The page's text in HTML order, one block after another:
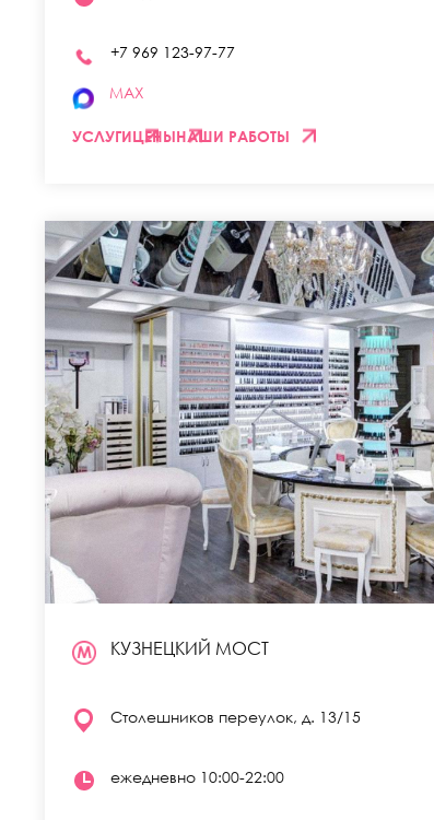
+7 969 123-97-77
MAX
УСЛУГИЦЕНЫНАШИ РАБОТЫ
КУЗНЕЦКИЙ МОСТ
Столешников переулок, д. 13/15
ежедневно 10:00-22:00